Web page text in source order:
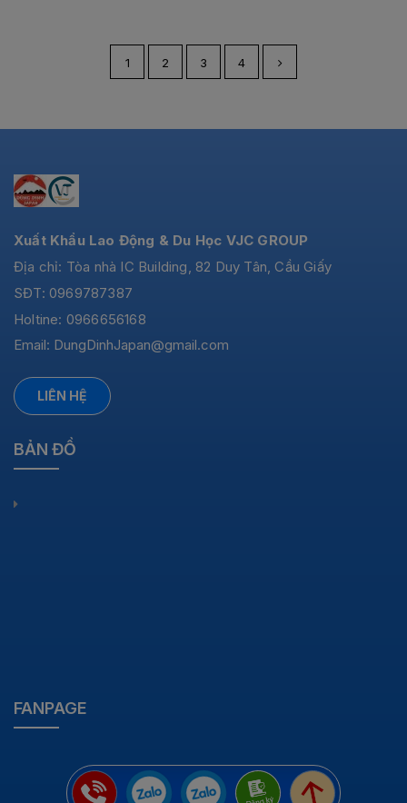
1 2 3 4
Xuất Khẩu Lao Động & Du Học VJC GROUP
Địa chỉ: Tòa nhà IC Building, 82 Duy Tân, Cầu Giấy
SĐT: 0969787387
Holtine: 0966656168
Email: DungDinhJapan@gmail.com
LIÊN HỆ
BẢN ĐỒ
FANPAGE